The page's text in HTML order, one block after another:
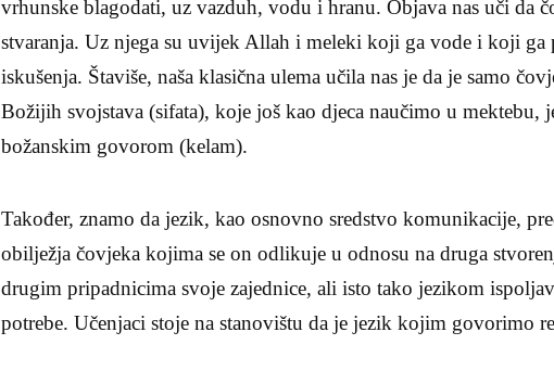
vrhunske blagodati, uz vazduh, vodu i hranu. Objava nas uči da
stvaranja. Uz njega su uvijek Allah i meleki koji ga vode i koji ga
iskušenja. Štaviše, naša klasična ulema učila nas je da je samo
Božijih svojstava (sifata), koje još kao djeca naučimo u mektebu,
božanskim govorom (kelam).
Također, znamo da jezik, kao osnovno sredstvo komunikacije,
obilježja čovjeka kojima se on odlikuje u odnosu na druga
drugim pripadnicima svoje zajednice, ali isto tako jezikom
potrebe. Učenjaci stoje na stanovištu da je jezik kojim govorimo